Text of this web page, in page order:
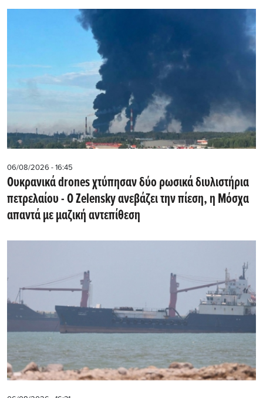
06/08/2026 - 16:45
Ουκρανικά drones χτύπησαν δύο ρωσικά διυλιστήρια
πετρελαίου - Ο Zelensky ανεβάζει την πίεση, η Μόσχα
απαντά με μαζική αντεπίθεση